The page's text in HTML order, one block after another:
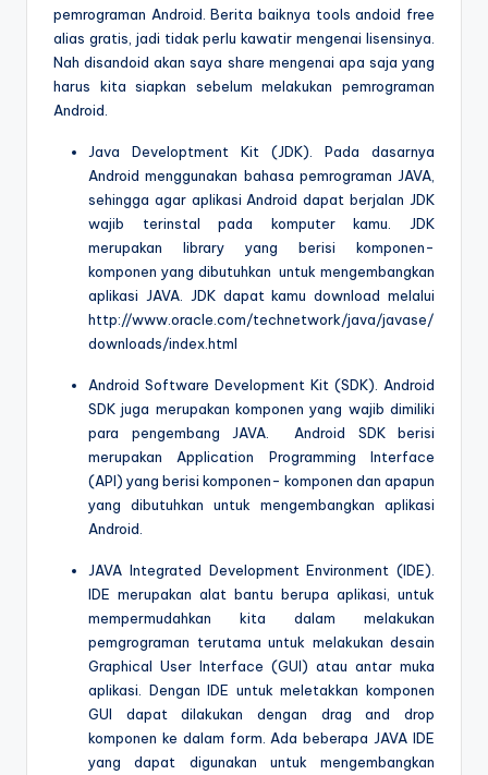
pemrograman Android. Berita baiknya tools andoid free
alias gratis, jadi tidak perlu kawatir mengenai lisensinya.
Nah disandoid akan saya share mengenai apa saja yang
harus kita siapkan sebelum melakukan pemrograman
Android.
Java Developtment Kit (JDK). Pada dasarnya
Android menggunakan bahasa pemrograman JAVA,
sehingga agar aplikasi Android dapat berjalan JDK
wajib terinstal pada komputer kamu. JDK
merupakan library yang berisi komponen-
komponen yang dibutuhkan untuk mengembangkan
aplikasi JAVA. JDK dapat kamu download melalui
http://www.oracle.com/technetwork/java/javase/
downloads/index.html
Android Software Development Kit (SDK). Android
SDK juga merupakan komponen yang wajib dimiliki
para pengembang JAVA. Android SDK berisi
merupakan Application Programming Interface
(API) yang berisi komponen- komponen dan apapun
yang dibutuhkan untuk mengembangkan aplikasi
Android.
JAVA Integrated Development Environment (IDE).
IDE merupakan alat bantu berupa aplikasi, untuk
mempermudahkan kita dalam melakukan
pemgrograman terutama untuk melakukan desain
Graphical User Interface (GUI) atau antar muka
aplikasi. Dengan IDE untuk meletakkan komponen
GUI dapat dilakukan dengan drag and drop
komponen ke dalam form. Ada beberapa JAVA IDE
yang dapat digunakan untuk mengembangkan